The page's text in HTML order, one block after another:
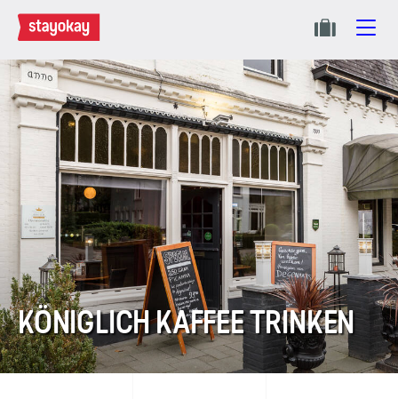
KÖNIGLICH KAFFEE TRINKEN